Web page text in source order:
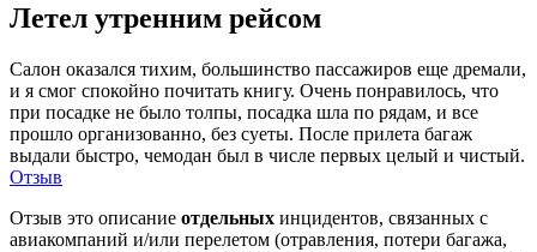
Летел утренним рейсом
Салон оказался тихим, большинство пассажиров еще дремали,
и я смог спокойно почитать книгу. Очень понравилось, что
при посадке не было толпы, посадка шла по рядам, и все
прошло организованно, без суеты. После прилета багаж
выдали быстро, чемодан был в числе первых целый и чистый.
Отзыв
Отзыв это описание отдельных инцидентов, связанных с
авиакомпаний и/или перелетом (отравления, потери багажа,